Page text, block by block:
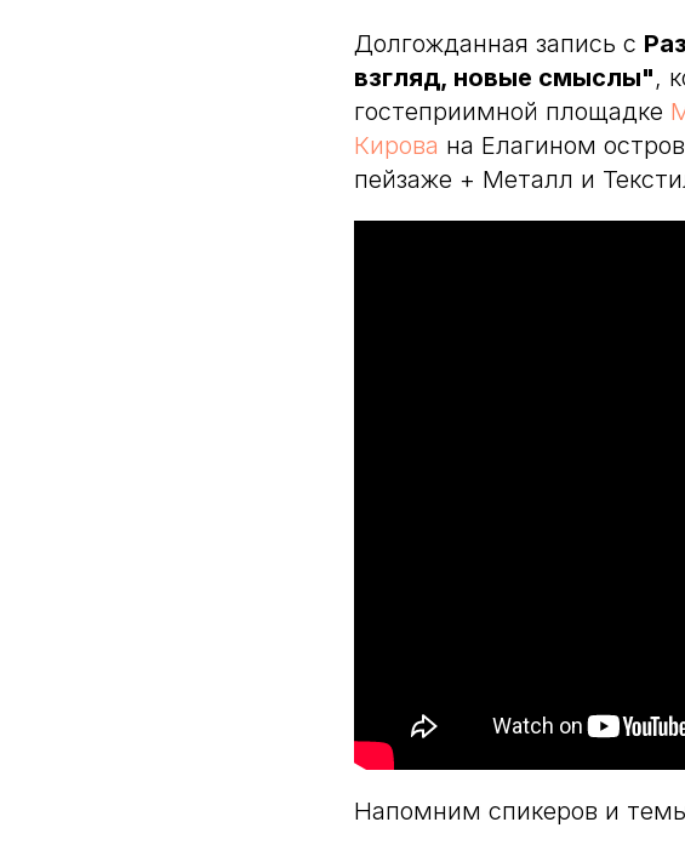
Долгожданная запись с
взгляд, новые смыслы",
гостеприимной площадке
Кирова на Елагином
пейзаже + Металл и
Напомним спикеров и